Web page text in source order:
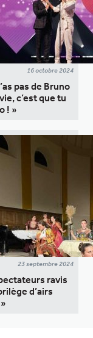
16 octobre 2024
pas de Bruno
c’est que tu
! »
23 septembre 2024
ravis
d’airs